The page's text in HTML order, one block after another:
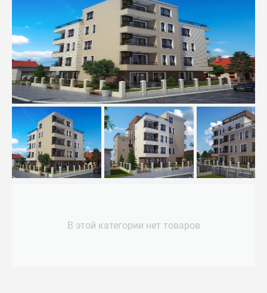
В этой категории нет товаров